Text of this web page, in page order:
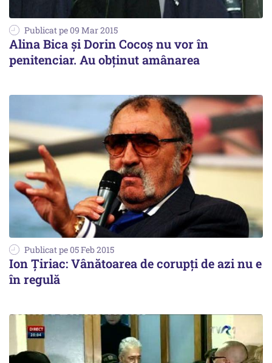
Publicat pe 09 Mar 2015
Alina Bica și Dorin Cocoș nu vor în
penitenciar. Au obținut amânarea
Publicat pe 05 Feb 2015
Ion Țiriac: Vânătoarea de corupți de azi nu e
în regulă